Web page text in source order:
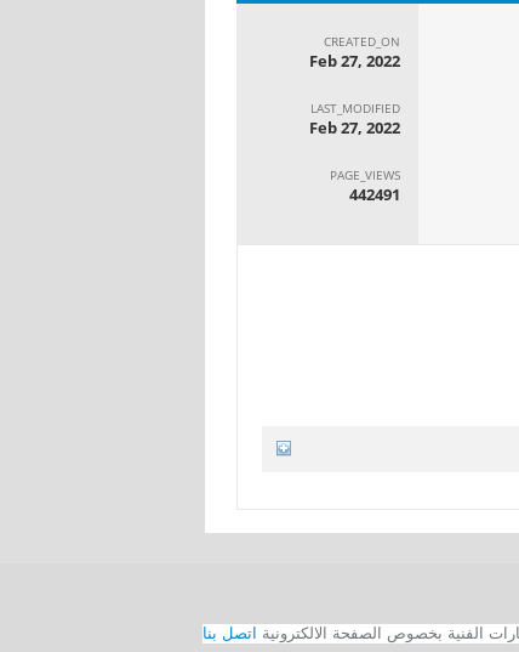
CREATED_ON
Feb 27, 2022
LAST_MODIFIED
Feb 27, 2022
PAGE_VIEWS
442491
اتصل بنا